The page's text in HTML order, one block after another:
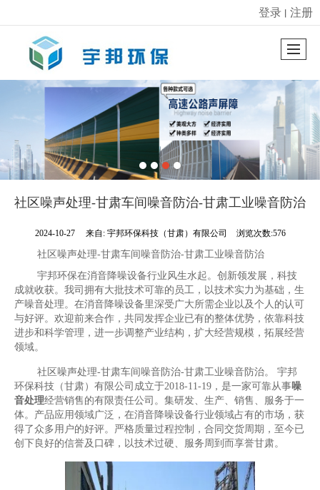
很遗憾，因您的浏览器版本过低导致无法获得最佳浏览体验，推荐下载安装谷歌浏览器！
登录 丨 注册
社区噪声处理-甘肃车间噪音防治-甘肃工业噪音防治
2024-10-27 来自: 宇邦环保科技（甘肃）有限公司 浏览次数:576
社区噪声处理-甘肃车间噪音防治-甘肃工业噪音防治
宇邦环保在消音降噪设备行业风生水起。创新领发展，科技
成就收获。我司拥有大批技术可靠的员工，以技术实力为基础，生
产噪音处理。在消音降噪设备里深受广大所需企业以及个人的认可
与好评。欢迎前来合作，共同发挥企业已有的整体优势，依靠科技
进步和科学管理，进一步调整产业结构，扩大经营规模，拓展经营
领域。
社区噪声处理-甘肃车间噪音防治-甘肃工业噪音防治。 宇邦
环保科技（甘肃）有限公司成立于2018-11-19，是一家可靠从事噪
音处理经营销售的有限责任公司。集研发、生产、销售、服务于一
体。产品应用领域广泛，在消音降噪设备行业领域占有的市场，获
得了众多用户的好评。严格质量过程控制，合同交货周期，至今已
创下良好的信誉及口碑，以技术过硬、服务周到而享誉甘肃。